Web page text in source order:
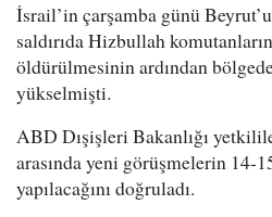
İsrail’in çarşamba günü
saldırıda Hizbullah
öldürülmesinin ardından
yükselmişti.
ABD Dışişleri Bakanlığı
arasında yeni görüşmelerin 14-
yapılacağını doğruladı.